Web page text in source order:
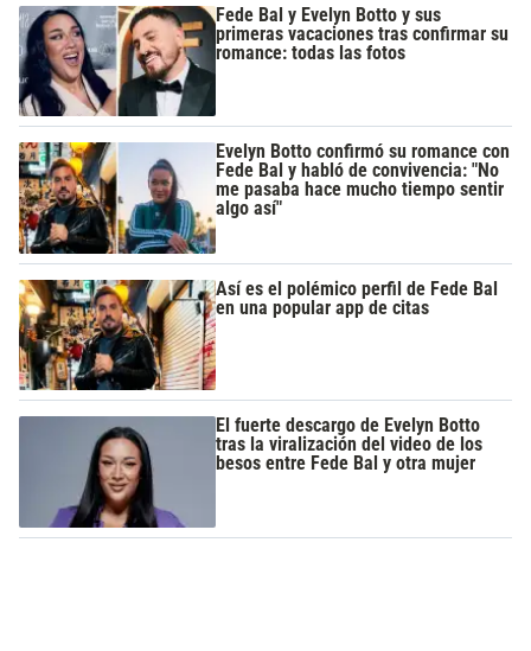
Fede Bal y Evelyn Botto y sus
primeras vacaciones tras confirmar su
romance: todas las fotos
Evelyn Botto confirmó su romance con
Fede Bal y habló de convivencia: "No
me pasaba hace mucho tiempo sentir
algo así"
Así es el polémico perfil de Fede Bal
en una popular app de citas
El fuerte descargo de Evelyn Botto
tras la viralización del video de los
besos entre Fede Bal y otra mujer